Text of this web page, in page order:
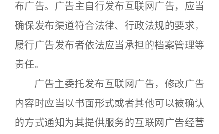
布广告。广告主自行发布互联网广告，应当
确保发布渠道符合法律、行政法规的要求，
履行广告发布者依法应当承担的档案管理等
责任。
广告主委托发布互联网广告，修改广告
内容时应当以书面形式或者其他可以被确认
的方式通知为其提供服务的互联网广告经营